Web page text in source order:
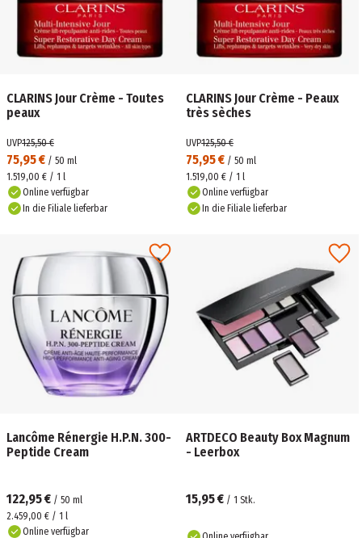
CLARINS Jour Crème - Toutes
peaux
75,95 € / 50 ml
UVP125,50 €
1.519,00 € / 1 l
Online verfügbar
In die Filiale lieferbar
CLARINS Jour Crème - Peaux
très sèches
75,95 € / 50 ml
UVP125,50 €
1.519,00 € / 1 l
Online verfügbar
In die Filiale lieferbar
Lancôme Rénergie H.P.N. 300-
Peptide Cream
122,95 € / 50 ml
2.459,00 € / 1 l
Online verfügbar
ARTDECO Beauty Box Magnum
- Leerbox
15,95 € / 1 Stk.